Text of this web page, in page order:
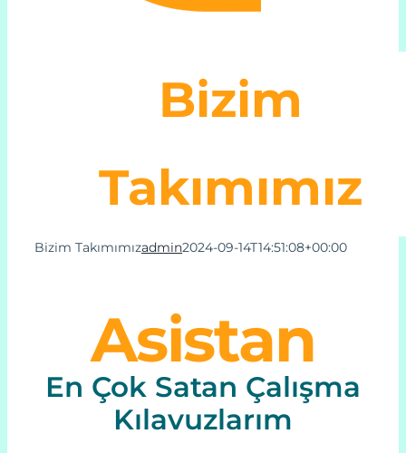
Online
Bize Ulaşın
Bizim
Takımımız
Bizim Takımımızadmin2024-09-14T14:51:08+00:00
Asistan
En Çok Satan Çalışma
Kılavuzlarım